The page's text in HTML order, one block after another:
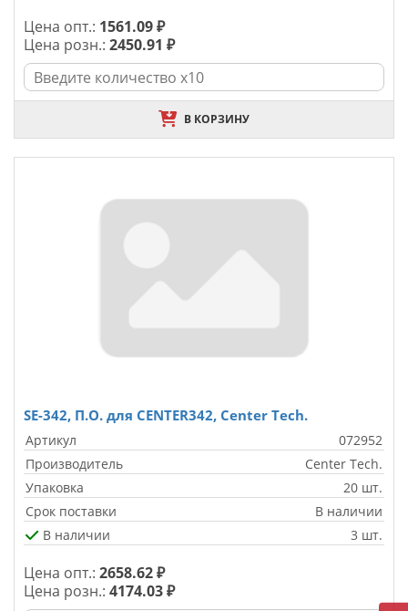
Цена опт.: 1561.09 ₽
Цена розн.: 2450.91 ₽
В КОРЗИНУ
SE-342, П.О. для CENTER342, Center Tech.
Артикул
072952
Производитель
Center Tech.
Упаковка
20 шт.
Срок поставки
В наличии
В наличии
3 шт.
Цена опт.: 2658.62 ₽
Цена розн.: 4174.03 ₽